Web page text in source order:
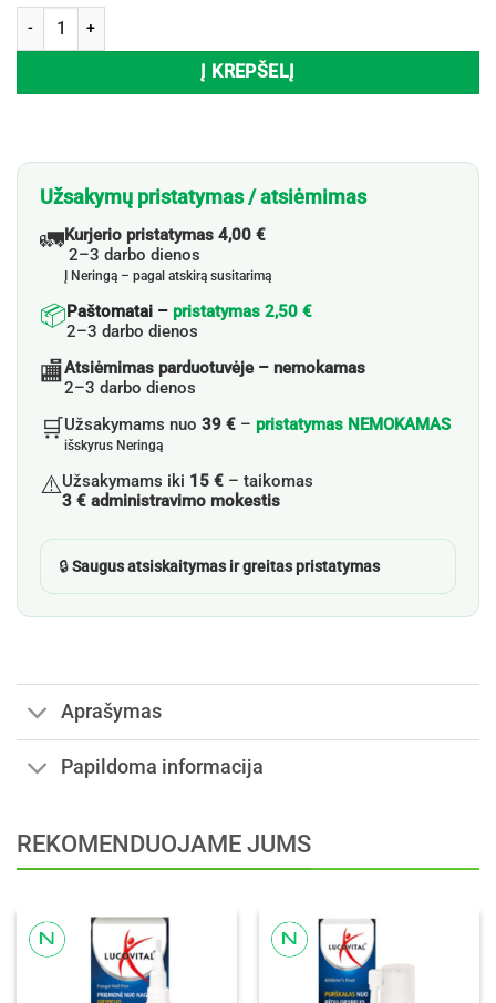
produkto kiekis: Maisto papildai Vitaminas D3 5000 + K2 200 µg
Į KREPŠELĮ
Užsakymų pristatymas / atsiėmimas
🚛Kurjerio pristatymas 4,00 €
2–3 darbo dienos
Į Neringą – pagal atskirą susitarimą
📦Paštomatai – pristatymas 2,50 €
2–3 darbo dienos
🏬Atsiėmimas parduotuvėje – nemokamas
2–3 darbo dienos
🛒Užsakymams nuo 39 € – pristatymas NEMOKAMAS
išskyrus Neringą
⚠️Užsakymams iki 15 € – taikomas
3 € administravimo mokestis
🔒Saugus atsiskaitymas ir greitas pristatymas
Aprašymas
Papildoma informacija
REKOMENDUOJAME JUMS